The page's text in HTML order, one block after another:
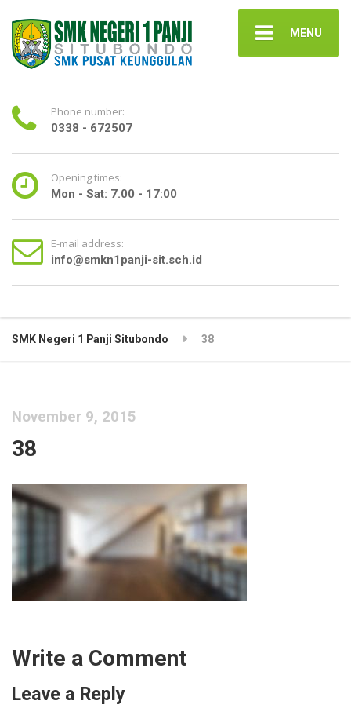
MENU
Phone number:
0338 - 672507
Opening times:
Mon - Sat: 7.00 - 17:00
E-mail address:
info@smkn1panji-sit.sch.id
SMK Negeri 1 Panji Situbondo 38
November 9, 2015
38
Write a Comment
Leave a Reply